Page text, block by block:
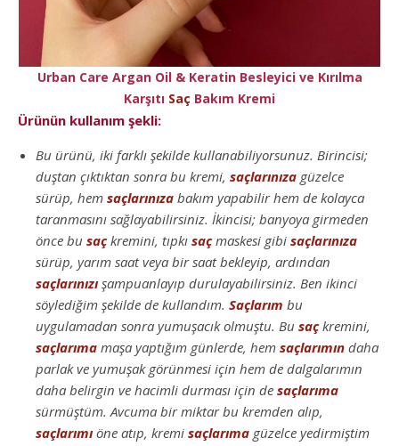
Urban Care Argan Oil & Keratin Besleyici ve Kırılma
Karşıtı Saç Bakım Kremi
Ürünün kullanım şekli:
Bu ürünü, iki farklı şekilde kullanabiliyorsunuz. Birincisi;
duştan çıktıktan sonra bu kremi, saçlarınıza güzelce
sürüp, hem saçlarınıza bakım yapabilir hem de kolayca
taranmasını sağlayabilirsiniz. İkincisi; banyoya girmeden
önce bu saçkremini, tıpkı saçmaskesi gibi saçlarınıza
sürüp, yarım saat veya bir saat bekleyip, ardından
saçlarınızışampuanlayıp durulayabilirsiniz. Ben ikinci
söylediğim şekilde de kullandım. Saçlarım bu
uygulamadan sonra yumuşacık olmuştu. Bu saçkremini,
saçlarıma maşa yaptığım günlerde, hem saçlarımın daha
parlak ve yumuşak görünmesi için hem de dalgalarımın
daha belirgin ve hacimli durması için de saçlarıma
sürmüştüm. Avcuma bir miktar bu kremden alıp,
saçlarımıöne atıp, kremi saçlarıma güzelce yedirmiştim